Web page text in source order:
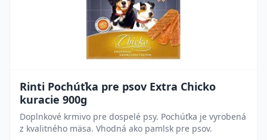
Rinti Pochúťka pre psov Extra Chicko
kuracie 900g
Doplnkové krmivo pre dospelé psy. Pochúťka je vyrobená
z kvalitného mäsa. Vhodná ako pamlsk pre psov.